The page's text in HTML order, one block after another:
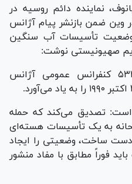
نماینده دائم روسیه در
وین ضمن بازنشر پیام آژانس
وضعیت تأسیسات آب سنگین
صهیونیستی نوشت:
رویدادهای کنونی قطعنامه ۵۳۳ کنفرانس عمومی آژانس
است: تصدیق می‌کند که حمله
به یک تأسیسات هسته‌ای
دست ساخت، وضعیتی را ایجاد
فوراً مطابق با مفاد منشور